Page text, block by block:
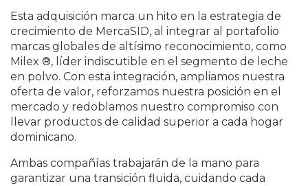
Esta adquisición marca un hito en la estrategia de
crecimiento de MercaSID, al integrar al portafolio
marcas globales de altísimo reconocimiento, como
Milex ®, líder indiscutible en el segmento de leche
en polvo. Con esta integración, ampliamos nuestra
oferta de valor, reforzamos nuestra posición en el
mercado y redoblamos nuestro compromiso con
llevar productos de calidad superior a cada hogar
dominicano.
Ambas compañías trabajarán de la mano para
garantizar una transición fluida, cuidando cada